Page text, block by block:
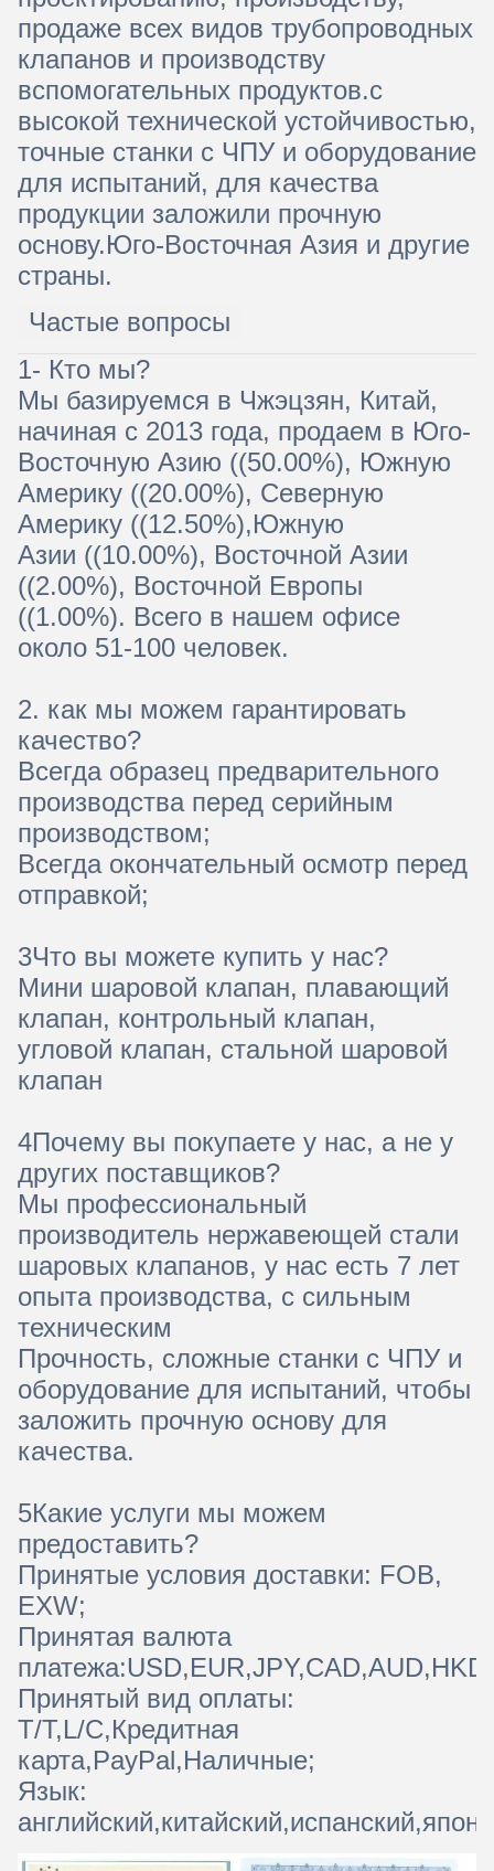
продаже всех видов трубопроводных
клапанов и производству
вспомогательных продуктов.с
высокой технической устойчивостью,
точные станки с ЧПУ и оборудование
для испытаний, для качества
продукции заложили прочную
основу.Юго-Восточная Азия и другие
страны.
Частые вопросы
1- Кто мы?
Мы базируемся в Чжэцзян, Китай,
начиная с 2013 года, продаем в Юго-
Восточную Азию ((50.00%), Южную
Америку ((20.00%), Северную
Америку ((12.50%),Южную
Азии ((10.00%), Восточной Азии
((2.00%), Восточной Европы
((1.00%). Всего в нашем офисе
около 51-100 человек.
2. как мы можем гарантировать
качество?
Всегда образец предварительного
производства перед серийным
производством;
Всегда окончательный осмотр перед
отправкой;
3Что вы можете купить у нас?
Мини шаровой клапан, плавающий
клапан, контрольный клапан,
угловой клапан, стальной шаровой
клапан
4Почему вы покупаете у нас, а не у
других поставщиков?
Мы профессиональный
производитель нержавеющей стали
шаровых клапанов, у нас есть 7 лет
опыта производства, с сильным
техническим
Прочность, сложные станки с ЧПУ и
оборудование для испытаний, чтобы
заложить прочную основу для
качества.
5Какие услуги мы можем
предоставить?
Принятые условия доставки: FOB,
EXW;
Принятая валюта
Принятый вид оплаты:
T/T,L/C,Кредитная
карта,PayPal,Наличные;
Язык: